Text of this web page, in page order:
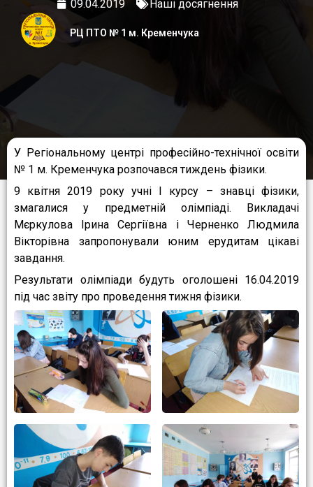
09.04.2019 Наші досягнення
РЦ ПТО № 1 м. Кременчука
У Регіональному центрі професійно-технічної освіти
№ 1 м. Кременчука розпочався тиждень фізики.
9 квітня 2019 року учні І курсу – знавці фізики,
змагалися у предметній олімпіаді. Викладачі
Мєркулова Ірина Сергіївна і Черненко Людмила
Вікторівна запропонували юним ерудитам цікаві
завдання.
Результати олімпіади будуть оголошені 16.04.2019
під час звіту про проведення тижня фізики.